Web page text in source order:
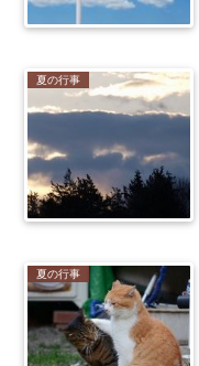
夏の行事
夏の行事